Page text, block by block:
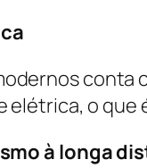
conta
elétrica, o
à longa